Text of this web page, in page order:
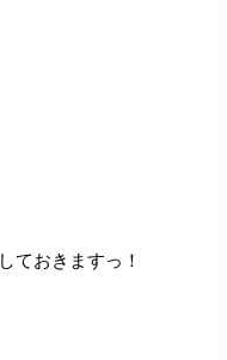
ておきますっ！